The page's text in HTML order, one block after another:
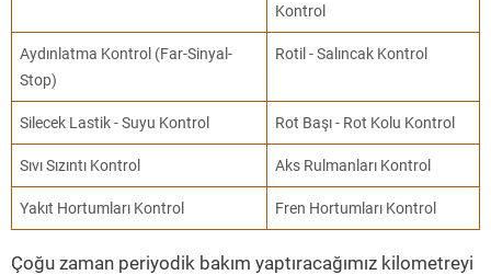
Kontrol
Aydınlatma Kontrol (Far-Sinyal-
Stop)
Rotil - Salıncak Kontrol
Silecek Lastik - Suyu Kontrol Rot Başı - Rot Kolu Kontrol
Sıvı Sızıntı Kontrol Aks Rulmanları Kontrol
Yakıt Hortumları Kontrol Fren Hortumları Kontrol
Çoğu zaman periyodik bakım yaptıracağımız kilometreyi